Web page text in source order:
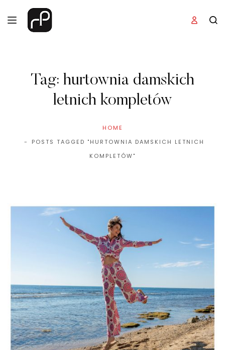
Tag: hurtownia damskich
letnich kompletów
HOME
POSTS TAGGED "HURTOWNIA DAMSKICH LETNICH
KOMPLETÓW"